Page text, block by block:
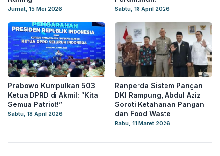
Jumat, 15 Mei 2026 Sabtu, 18 April 2026
Prabowo Kumpulkan 503
Ketua DPRD di Akmil: “Kita
Semua Patriot!”
Sabtu, 18 April 2026
Ranperda Sistem Pangan
DKI Rampung, Abdul Aziz
Soroti Ketahanan Pangan
dan Food Waste
Rabu, 11 Maret 2026